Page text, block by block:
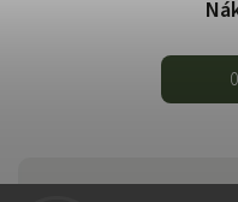
0